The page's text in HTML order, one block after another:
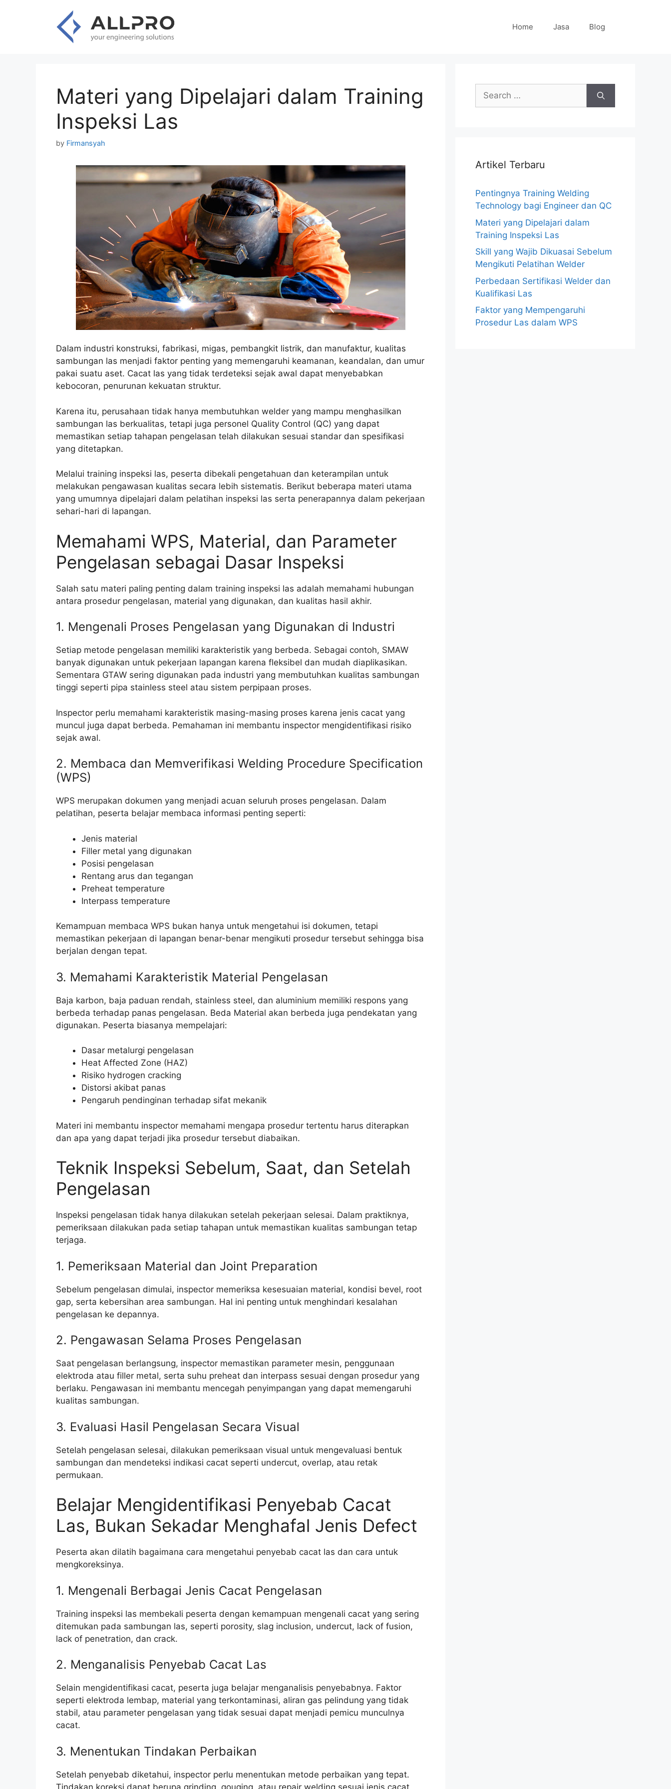
Home Jasa Blog
Materi yang Dipelajari dalam Training
Inspeksi Las
by Firmansyah
Dalam industri konstruksi, fabrikasi, migas, pembangkit listrik, dan manufaktur, kualitas
sambungan las menjadi faktor penting yang memengaruhi keamanan, keandalan, dan umur
pakai suatu aset. Cacat las yang tidak terdeteksi sejak awal dapat menyebabkan
kebocoran, penurunan kekuatan struktur.
Karena itu, perusahaan tidak hanya membutuhkan welder yang mampu menghasilkan
sambungan las berkualitas, tetapi juga personel Quality Control (QC) yang dapat
memastikan setiap tahapan pengelasan telah dilakukan sesuai standar dan spesifikasi
yang ditetapkan.
Melalui training inspeksi las, peserta dibekali pengetahuan dan keterampilan untuk
melakukan pengawasan kualitas secara lebih sistematis. Berikut beberapa materi utama
yang umumnya dipelajari dalam pelatihan inspeksi las serta penerapannya dalam pekerjaan
sehari-hari di lapangan.
Memahami WPS, Material, dan Parameter
Pengelasan sebagai Dasar Inspeksi
Salah satu materi paling penting dalam training inspeksi las adalah memahami hubungan
antara prosedur pengelasan, material yang digunakan, dan kualitas hasil akhir.
1. Mengenali Proses Pengelasan yang Digunakan di Industri
Setiap metode pengelasan memiliki karakteristik yang berbeda. Sebagai contoh, SMAW
banyak digunakan untuk pekerjaan lapangan karena fleksibel dan mudah diaplikasikan.
Sementara GTAW sering digunakan pada industri yang membutuhkan kualitas sambungan
tinggi seperti pipa stainless steel atau sistem perpipaan proses.
Inspector perlu memahami karakteristik masing-masing proses karena jenis cacat yang
muncul juga dapat berbeda. Pemahaman ini membantu inspector mengidentifikasi risiko
sejak awal.
2. Membaca dan Memverifikasi Welding Procedure Specification
(WPS)
WPS merupakan dokumen yang menjadi acuan seluruh proses pengelasan. Dalam
pelatihan, peserta belajar membaca informasi penting seperti:
Jenis material
Filler metal yang digunakan
Posisi pengelasan
Rentang arus dan tegangan
Preheat temperature
Interpass temperature
Kemampuan membaca WPS bukan hanya untuk mengetahui isi dokumen, tetapi
memastikan pekerjaan di lapangan benar-benar mengikuti prosedur tersebut sehingga bisa
berjalan dengan tepat.
3. Memahami Karakteristik Material Pengelasan
Baja karbon, baja paduan rendah, stainless steel, dan aluminium memiliki respons yang
berbeda terhadap panas pengelasan. Beda Material akan berbeda juga pendekatan yang
digunakan. Peserta biasanya mempelajari:
Dasar metalurgi pengelasan
Heat Affected Zone (HAZ)
Risiko hydrogen cracking
Distorsi akibat panas
Pengaruh pendinginan terhadap sifat mekanik
Materi ini membantu inspector memahami mengapa prosedur tertentu harus diterapkan
dan apa yang dapat terjadi jika prosedur tersebut diabaikan.
Teknik Inspeksi Sebelum, Saat, dan Setelah
Pengelasan
Inspeksi pengelasan tidak hanya dilakukan setelah pekerjaan selesai. Dalam praktiknya,
pemeriksaan dilakukan pada setiap tahapan untuk memastikan kualitas sambungan tetap
terjaga.
1. Pemeriksaan Material dan Joint Preparation
Sebelum pengelasan dimulai, inspector memeriksa kesesuaian material, kondisi bevel, root
gap, serta kebersihan area sambungan. Hal ini penting untuk menghindari kesalahan
pengelasan ke depannya.
2. Pengawasan Selama Proses Pengelasan
Saat pengelasan berlangsung, inspector memastikan parameter mesin, penggunaan
elektroda atau filler metal, serta suhu preheat dan interpass sesuai dengan prosedur yang
berlaku. Pengawasan ini membantu mencegah penyimpangan yang dapat memengaruhi
kualitas sambungan.
3. Evaluasi Hasil Pengelasan Secara Visual
Setelah pengelasan selesai, dilakukan pemeriksaan visual untuk mengevaluasi bentuk
sambungan dan mendeteksi indikasi cacat seperti undercut, overlap, atau retak
permukaan.
Belajar Mengidentifikasi Penyebab Cacat
Las, Bukan Sekadar Menghafal Jenis Defect
Peserta akan dilatih bagaimana cara mengetahui penyebab cacat las dan cara untuk
mengkoreksinya.
1. Mengenali Berbagai Jenis Cacat Pengelasan
Training inspeksi las membekali peserta dengan kemampuan mengenali cacat yang sering
ditemukan pada sambungan las, seperti porosity, slag inclusion, undercut, lack of fusion,
lack of penetration, dan crack.
2. Menganalisis Penyebab Cacat Las
Selain mengidentifikasi cacat, peserta juga belajar menganalisis penyebabnya. Faktor
seperti elektroda lembap, material yang terkontaminasi, aliran gas pelindung yang tidak
stabil, atau parameter pengelasan yang tidak sesuai dapat menjadi pemicu munculnya
cacat.
3. Menentukan Tindakan Perbaikan
Setelah penyebab diketahui, inspector perlu menentukan metode perbaikan yang tepat.
Tindakan koreksi dapat berupa grinding, gouging, atau repair welding sesuai jenis cacat
Search
for:
Artikel Terbaru
Pentingnya Training Welding
Technology bagi Engineer dan QC
Materi yang Dipelajari dalam
Training Inspeksi Las
Skill yang Wajib Dikuasai Sebelum
Mengikuti Pelatihan Welder
Perbedaan Sertifikasi Welder dan
Kualifikasi Las
Faktor yang Mempengaruhi
Prosedur Las dalam WPS